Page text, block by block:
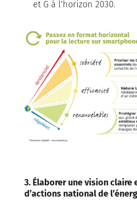
et G à l’horizon 2030.
3. Élaborer une vision claire
d’actions national de